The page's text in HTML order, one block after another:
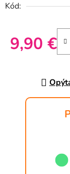
Kód:
9,90 €